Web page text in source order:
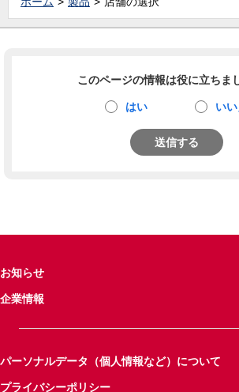
このページの情報は役に立ちま
はい いい
送信する
お知らせ
企業情報
パーソナルデータ（個人情報など）について
プライバシーポリシー